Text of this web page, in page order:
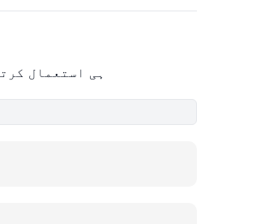
ہی استعمال